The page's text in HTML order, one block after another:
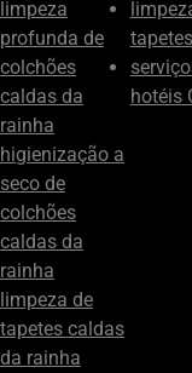
limpeza
profunda de
colchões
caldas da
rainha
higienização a
seco de
colchões
caldas da
rainha
limpeza de
tapetes caldas
da rainha
hotéis